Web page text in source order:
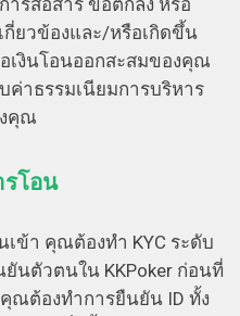
ยวข้องและ/หรือเกิดขึ้น
เงินโอนออกสะสมของคุณ
ค่าธรรมเนียมการบริหาร
คุณ
รโอน
ข้า คุณต้องทำ KYC ระดับ
นตัวตนใน KKPoker ก่อนที่
ณต้องทำการยืนยัน ID ทั้ง